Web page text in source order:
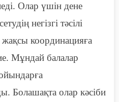
Олар үшін дене
негізгі тәсілі
жақсы координацияға
Мұндай балалар
Болашақта олар кәсіби